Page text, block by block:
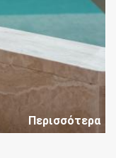
Περισσότερα